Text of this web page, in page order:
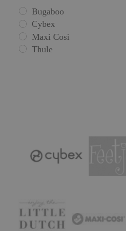
Bugaboo
Cybex
Maxi Cosi
Thule